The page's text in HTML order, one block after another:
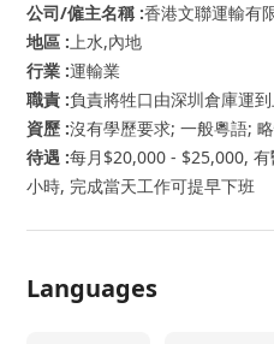
公司/僱主名稱 :香港文聯運輸有
地區 :上水,內地
行業 :運輸業
職責 :負責將牲口由深圳倉庫運
資歷 :沒有學歷要求; 一般粵語;
待遇 :每月$20,000 - $25,000,
小時, 完成當天工作可提早下班
Languages